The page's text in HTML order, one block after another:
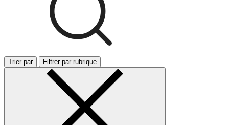
Trier par Filtrer par rubrique